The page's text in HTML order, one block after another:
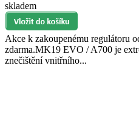
skladem
Akce k zakoupenému regulátoru
zdarma.MK19 EVO / A700 je
znečištění vnitřního...